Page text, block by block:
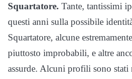
Squartatore. Tante, tantissimi
questi anni sulla possibile
Squartatore, alcune
piuttosto improbabili, e altre
assurde. Alcuni profili sono stati